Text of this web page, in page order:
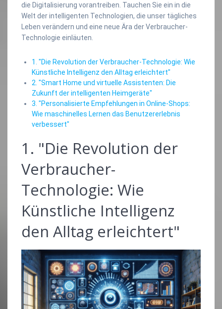
die Digitalisierung vorantreiben. Tauchen Sie ein in die
Welt der intelligenten Technologien, die unser tägliches
Leben verändern und eine neue Ära der Verbraucher-
Technologie einläuten.
1. "Die Revolution der Verbraucher-Technologie: Wie
Künstliche Intelligenz den Alltag erleichtert"
2. "Smart Home und virtuelle Assistenten: Die
Zukunft der intelligenten Heimgeräte"
3. "Personalisierte Empfehlungen in Online-Shops:
Wie maschinelles Lernen das Benutzererlebnis
verbessert"
1. "Die Revolution der
Verbraucher-
Technologie: Wie
Künstliche Intelligenz
den Alltag erleichtert"